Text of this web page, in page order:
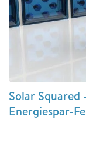
Solar Squared
Energiespar-